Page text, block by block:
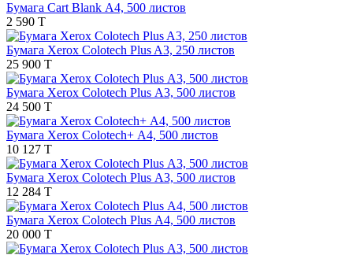
Бумага Cart Blank А4, 500 листов
2 590 T
Бумага Xerox Colotech Plus A3, 250 листов
25 900 T
Бумага Xerox Colotech Plus А3, 500 листов
24 500 T
Бумага Xerox Colotech+ А4, 500 листов
10 127 T
Бумага Xerox Colotech Plus А3, 500 листов
12 284 T
Бумага Xerox Colotech Plus А4, 500 листов
20 000 T